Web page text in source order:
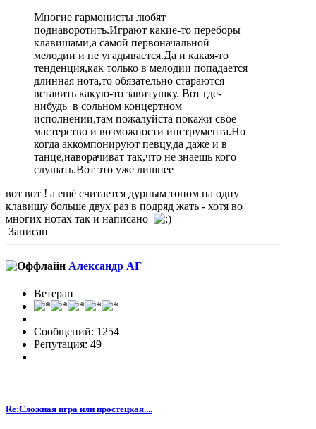
Многие гармонисты любят
поднаворотить.Играют какие-то переборы
клавишами,а самой первоначальной
мелодии и не угадывается.Да и какая-то
тенденция,как только в мелодии попадается
длинная нота,то обязательно стараются
вставить какую-то завитушку. Вот где-
нибудь в сольном концертном
исполнении,там пожалуйста покажи свое
мастерство и возможности инструмента.Но
когда аккомпонируют певцу,да даже и в
танце,наворачиват так,что не знаешь кого
слушать.Вот это уже лишнее
вот вот ! а ещё считается дурным тоном на одну
клавишу больше двух раз в подряд жать - хотя во
многих нотах так и написано
Записан
Александр АГ
Ветеран
Сообщений: 1254
Репутация: 49
Re:Сложная игра или простецкая....